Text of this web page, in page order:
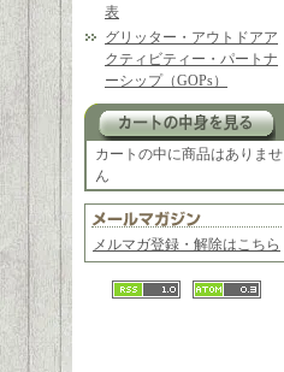
表
グリッター・アウトドアア
クティビティー・パートナ
ーシップ（GOPs）
カートの中に商品はありませ
ん
メルマガ登録・解除はこちら